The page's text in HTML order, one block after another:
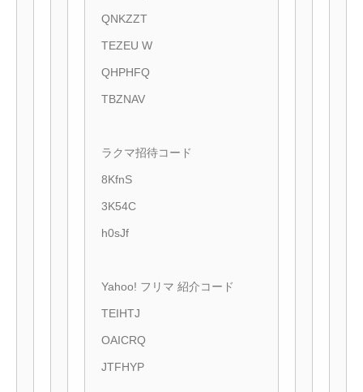
QNKZZT
TEZEU W
QHPHFQ
TBZNAV
ラクマ招待コード
8KfnS
3K54C
h0sJf
Yahoo! フリマ 紹介コード
TEIHTJ
OAICRQ
JTFHYP